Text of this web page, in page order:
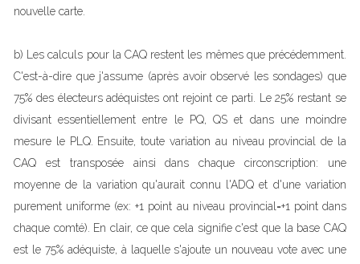
nouvelle carte.
b) Les calculs pour la CAQ restent les mêmes que précédemment.
C'est-à-dire que j'assume (après avoir observé les sondages) que
75% des électeurs adéquistes ont rejoint ce parti. Le 25% restant se
divisant essentiellement entre le PQ, QS et dans une moindre
mesure le PLQ. Ensuite, toute variation au niveau provincial de la
CAQ est transposée ainsi dans chaque circonscription: une
moyenne de la variation qu'aurait connu l'ADQ et d'une variation
purement uniforme (ex: +1 point au niveau provincial=+1 point dans
chaque comté). En clair, ce que cela signifie c'est que la base CAQ
est le 75% adéquiste, à laquelle s'ajoute un nouveau vote avec une